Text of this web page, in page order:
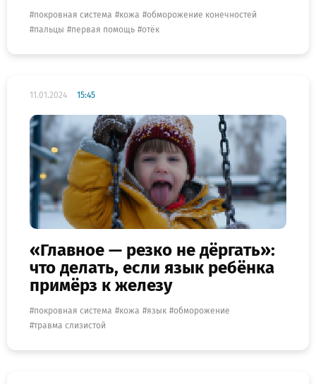
покровная система кожа
обморожение конечностей
пальцы
первая помощь отёк
11.01.2024 15:45
«Главное — резко не дёргать»:
что делать, если язык ребёнка
примёрз к железу
покровная система кожа язык
обморожение
травма слизистой